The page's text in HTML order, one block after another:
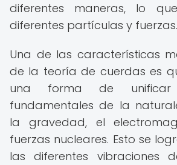
diferentes maneras, lo
diferentes partículas y fuerzas.
Una de las características
de la teoría de cuerdas es
una forma de unificar
fundamentales de la
la gravedad, el
fuerzas nucleares. Esto se
las diferentes vibraciones